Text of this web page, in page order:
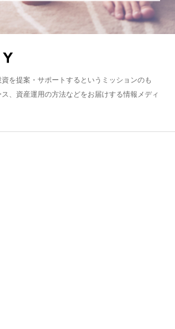
を提案・サポートするというミッションのも
、資産運用の方法などをお届けする情報メディ